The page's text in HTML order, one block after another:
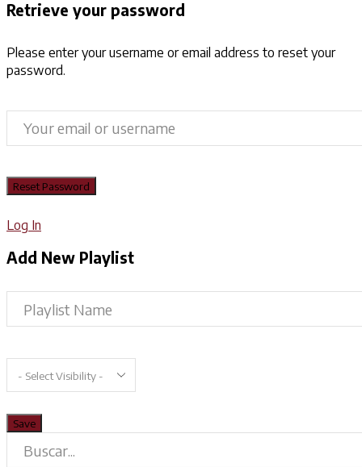
Retrieve your password
Please enter your username or email address to reset your
password.
Log In
Add New Playlist